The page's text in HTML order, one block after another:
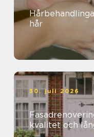
Hårbehandlingar så väljer du rätt för
hår
30. juli 2026
kvalitet och